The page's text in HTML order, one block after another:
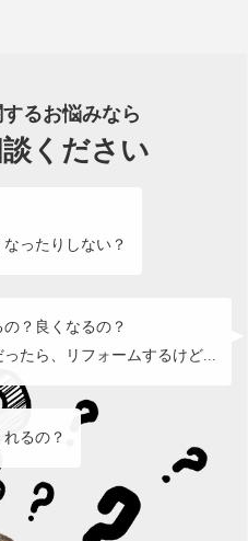
るお悩みなら
ください
ったりしない？
？良くなるの？
ったら、リフォームするけど...
るの？